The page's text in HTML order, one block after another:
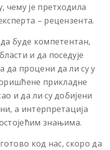
чему је претходила
– рецензента.
буде компетентан,
и да поседује
да процени да ли су у
прикладне
и да ли су добијени
а интерпретација
знањима.
код нас, скоро да